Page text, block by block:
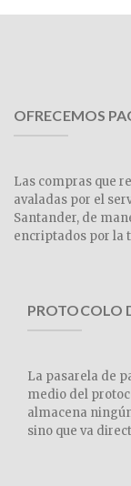
OFRECEMOS
Las compras que
avaladas por el
Santander, de
encriptados por la
PROTOCOLO
La pasarela de
medio del
almacena
sino que va